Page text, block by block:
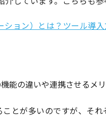
ション）とは？ツール導
とが多いのですが、それ